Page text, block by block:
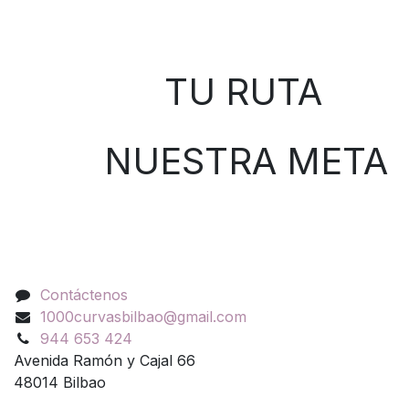
TU RUTA
NUESTRA META
Contáctenos
1000curvasbilbao@gmail.com
944 653 424
Avenida Ramón y Cajal 66
48014 Bilbao